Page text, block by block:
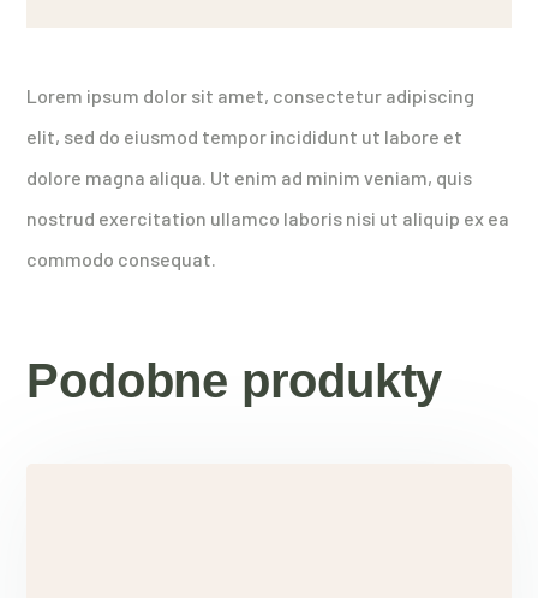
Lorem ipsum dolor sit amet, consectetur adipiscing
elit, sed do eiusmod tempor incididunt ut labore et
dolore magna aliqua. Ut enim ad minim veniam, quis
nostrud exercitation ullamco laboris nisi ut aliquip ex ea
commodo consequat.
Podobne produkty